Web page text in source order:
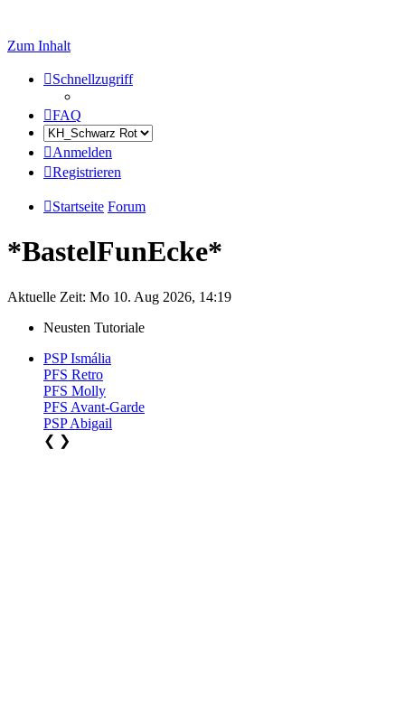
Zum Inhalt
Schnellzugriff
FAQ
Anmelden
Registrieren
Startseite Forum
*BastelFunEcke*
Aktuelle Zeit: Mo 10. Aug 2026, 14:19
Neusten Tutoriale
PSP Ismália
PFS Retro
PFS Molly
PFS Avant-Garde
PSP Abigail
❮ ❯